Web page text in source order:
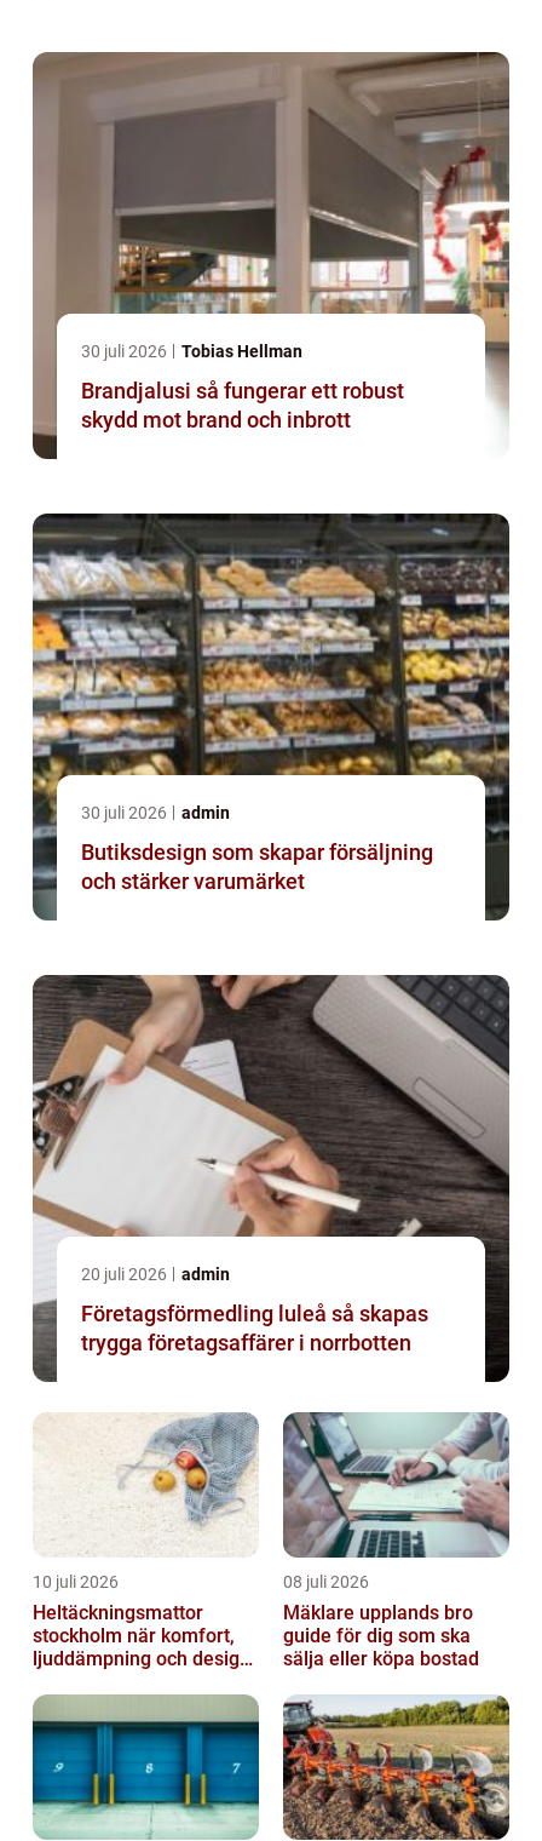
30 juli 2026 Tobias Hellman
Brandjalusi så fungerar ett robust
skydd mot brand och inbrott
30 juli 2026 admin
Butiksdesign som skapar försäljning
och stärker varumärket
20 juli 2026 admin
Företagsförmedling luleå så skapas
trygga företagsaffärer i norrbotten
10 juli 2026
Heltäckningsmattor
stockholm när komfort,
ljuddämpning och design
08 juli 2026
Mäklare upplands bro
guide för dig som ska
sälja eller köpa bostad